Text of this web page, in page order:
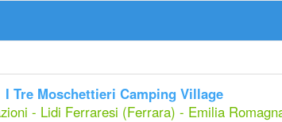
I Tre Moschettieri Camping Village
- Lidi Ferraresi (Ferrara) - Emilia